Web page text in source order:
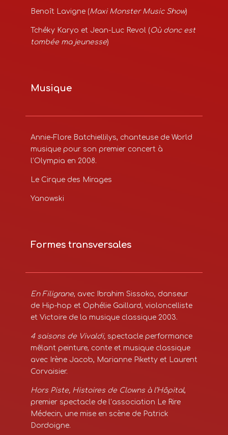
Benoît Lavigne (Maxi Monster Music Show)
Tchéky Karyo et Jean-Luc Revol (Où donc est
tombée ma jeunesse)
Musique
Annie-Flore Batchiellilys, chanteuse de World
musique pour son premier concert à
l’Olympia en 2008.
Le Cirque des Mirages
Yanowski
Formes transversales
En Filigrane, avec Ibrahim Sissoko, danseur
de Hip-hop et Ophélie Gaillard, violoncelliste
et Victoire de la musique classique 2003.
4 saisons de Vivaldi, spectacle performance
mêlant peinture, conte et musique classique
avec Irène Jacob, Marianne Piketty et Laurent
Corvaisier.
Hors Piste, Histoires de Clowns à l’Hôpital,
premier spectacle de l’association Le Rire
Médecin, une mise en scène de Patrick
Dordoigne.